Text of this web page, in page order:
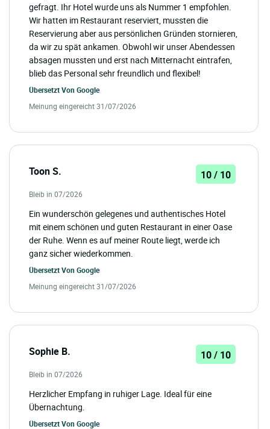
gefragt. Ihr Hotel wurde uns als Nummer 1 empfohlen.
Wir hatten im Restaurant reserviert, mussten die
Reservierung aber aus persönlichen Gründen stornieren,
da wir zu spät ankamen. Obwohl wir unser Abendessen
absagen mussten und erst nach Mitternacht eintrafen,
blieb das Personal sehr freundlich und flexibel!
Übersetzt Von Google
Meinung eingereicht 31/07/2026
Toon S. 10 / 10
Bleib in 07/2026
Ein wunderschön gelegenes und authentisches Hotel
mit einem schönen und guten Restaurant in einer Oase
der Ruhe. Wenn es auf meiner Route liegt, werde ich
ganz sicher wiederkommen.
Übersetzt Von Google
Meinung eingereicht 31/07/2026
Sophie B. 10 / 10
Bleib in 07/2026
Herzlicher Empfang in ruhiger Lage. Ideal für eine
Übernachtung.
Übersetzt Von Google